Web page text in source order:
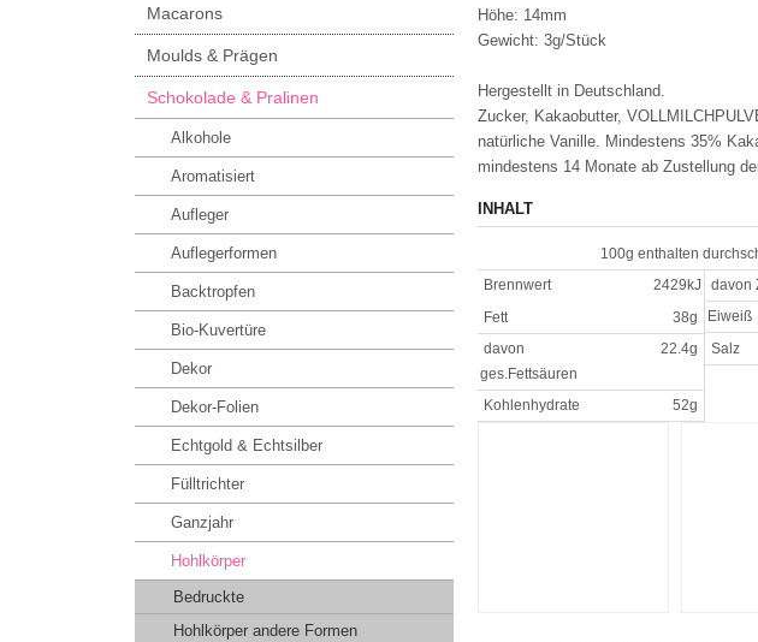
Höhe: 14mm
Gewicht: 3g/Stück
Hergestellt in Deutschland.
Zucker, Kakaobutter,
natürliche Vanille. Mindestens 35%
mindestens 14 Monate ab Zustellung
INHALT
100g enthalten
Brennwert
2429kJ davon
Fett
38g Eiweiß
davon
ges.Fettsäuren
22.4g Salz
Kohlenhydrate 52g
Macarons
Moulds & Prägen
Schokolade & Pralinen
Alkohole
Aromatisiert
Aufleger
Auflegerformen
Backtropfen
Bio-Kuvertüre
Dekor
Dekor-Folien
Echtgold & Echtsilber
Fülltrichter
Ganzjahr
Hohlkörper
Bedruckte
Hohlkörper andere Formen